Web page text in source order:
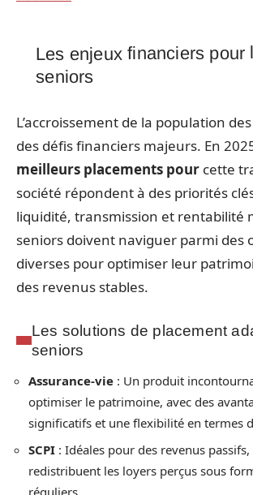
Les enjeux financiers pour
seniors
L’accroissement de la population
des défis financiers majeurs. En
meilleurs placements pour cette
société répondent à des priorités
liquidité, transmission et rentabilité
seniors doivent naviguer parmi des
diverses pour optimiser leur
des revenus stables.
Les solutions de placement
seniors
Assurance-vie : Un produit
optimiser le patrimoine, avec des
significatifs et une flexibilité en termes
SCPI : Idéales pour des revenus passifs,
redistribuent les loyers perçus sous
réguliers.